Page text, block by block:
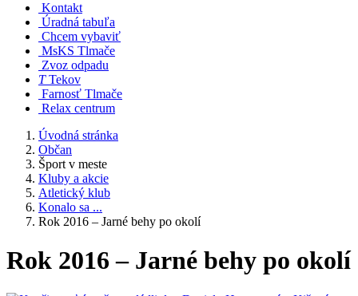
Kontakt
Úradná tabuľa
Chcem vybaviť
MsKS Tlmače
Zvoz odpadu
T Tekov
Farnosť Tlmače
Relax centrum
Úvodná stránka
Občan
Šport v meste
Kluby a akcie
Atletický klub
Konalo sa ...
Rok 2016 – Jarné behy po okolí
Rok 2016 – Jarné behy po okolí